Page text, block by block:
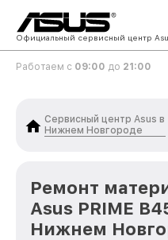
Официальный сервисный центр
Работаем с 09:00 до 21:00
Сервисный центр Asus в
Нижнем Новгороде
Ремонт
Asus PRIME
Нижнем